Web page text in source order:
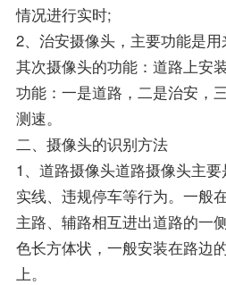
情况进行实时;
2、治安摄像头，主要功能是用
其次摄像头的功能：道路上安
功能：一是道路，二是治安，
测速。
二、摄像头的识别方法
1、道路摄像头道路摄像头主
实线、违规停车等行为。一般
主路、辅路相互进出道路的一
色长方体状，一般安装在路边
上。